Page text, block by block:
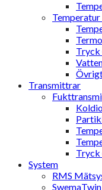
Tryck
Transmittrar
Tryck
System
RMS